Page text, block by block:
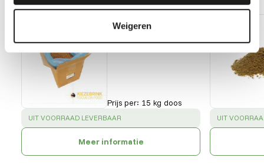
Weigeren
Buffalowormen
- bulk
51101
Prijs per: 15 kg doos
SUCCESS:
UIT VOORRAAD LEVERBAAR
Meer informatie
SUCCESS:
UIT